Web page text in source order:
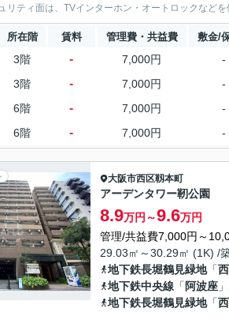
リティ面は、TVインターホン・オートロックなど
所在階 賃料 管理費・共益費 敷金/
3階 - 7,000円 -
3階 - 7,000円 -
6階 - 7,000円 -
6階 - 7,000円 -
大阪市西区靱本町
アーデンタワー靭公園
8.9万円～9.6万円
管理/共益費7,000円～
29.03㎡～30.29㎡ (1K) /
地下鉄長堀鶴見緑地「
地下鉄中央線 「 阿波座
地下鉄長堀鶴見緑地「